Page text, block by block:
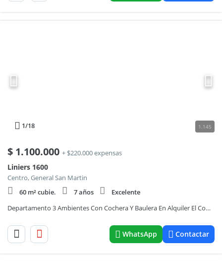
1/18 1.145
$ 1.100.000 + $220.000 expensas
Liniers 1600
Centro, General San Martin
60 m² cubie.
7 años
Excelente
Departamento 3 Ambientes Con Cochera Y Baulera En Alquiler El Complejo Las Victorias Plaza San Martín
WhatsApp Contactar